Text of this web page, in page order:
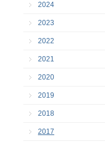
2024
2023
2022
2021
2020
2019
2018
2017